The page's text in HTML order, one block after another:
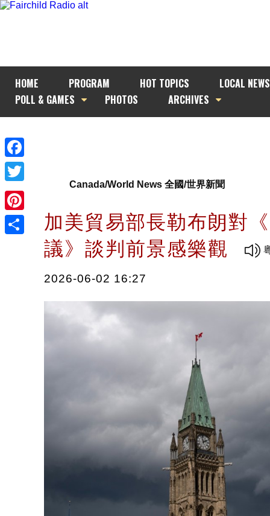
HOME PROGRAM HOT TOPICS
LOCAL NEWS
POLL & GAMES
PHOTOS ARCHIVES
Facebook
Twitter
Pinterest
Canada/World News 全國/世界新聞
加美貿易部長勒布朗對
議》談判前景感樂觀
2026-06-02 16:27